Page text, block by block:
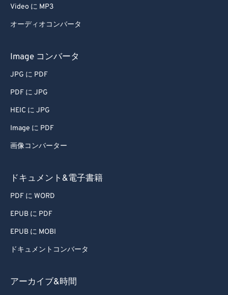
Video に MP3
オーディオコンバータ
Image コンバータ
JPG に PDF
PDF に JPG
HEIC に JPG
Image に PDF
画像コンバーター
ドキュメント&電子書籍
PDF に WORD
EPUB に PDF
EPUB に MOBI
ドキュメントコンバータ
アーカイブ&時間